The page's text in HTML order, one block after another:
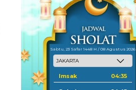
Sabtu, 23 Safar 1448 H / 08 Agustus 2026
Imsak 04:35